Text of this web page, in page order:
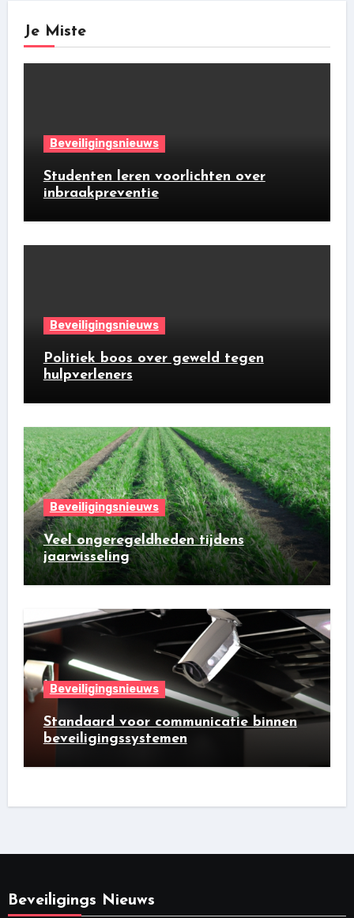
Je Miste
Beveiligingsnieuws
Studenten leren voorlichten over
inbraakpreventie
Beveiligingsnieuws
Politiek boos over geweld tegen
hulpverleners
Beveiligingsnieuws
Veel ongeregeldheden tijdens
jaarwisseling
Beveiligingsnieuws
Standaard voor communicatie binnen
beveiligingssystemen
Beveiligings Nieuws